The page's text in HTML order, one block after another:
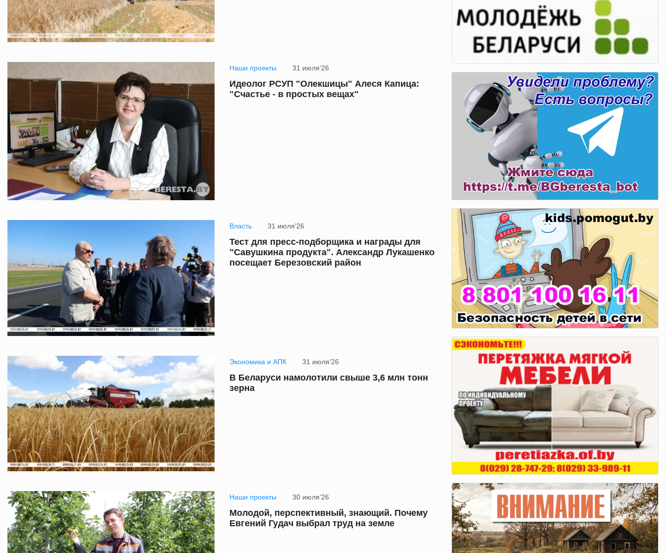
Наши проекты 31 июля'26
Идеолог РСУП "Олекшицы" Алеся Капица:
"Счастье - в простых вещах"
Власть 31 июля'26
Тест для пресс-подборщика и награды для
"Савушкина продукта". Александр Лукашенко
посещает Березовский район
Экономика и АПК 31 июля'26
В Беларуси намолотили свыше 3,6 млн тонн
зерна
Наши проекты 30 июля'26
Молодой, перспективный, знающий. Почему
Евгений Гудач выбрал труд на земле